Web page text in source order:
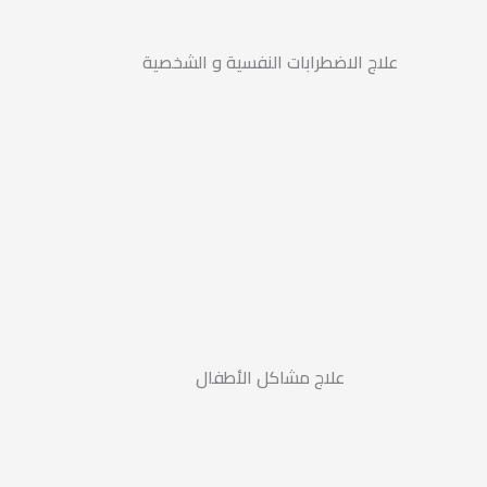
علاج الاضطرابات النفسية و الشخصية
علاج مشاكل الأطفال